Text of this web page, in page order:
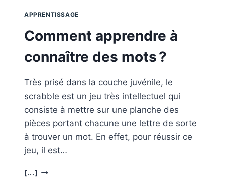
APPRENTISSAGE
Comment apprendre à
connaître des mots ?
Très prisé dans la couche juvénile, le
scrabble est un jeu très intellectuel qui
consiste à mettre sur une planche des
pièces portant chacune une lettre de sorte
à trouver un mot. En effet, pour réussir ce
jeu, il est…
[...] COMMENT